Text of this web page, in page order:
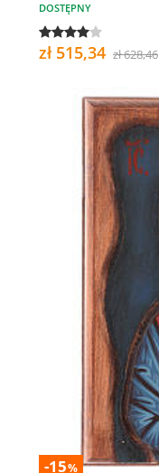
DOSTĘPNY
zł 515,34 zł 628,46
-15%